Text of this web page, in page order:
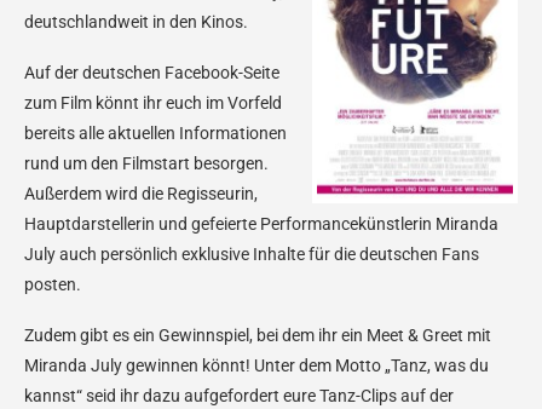
deutschlandweit in den Kinos.
Auf der deutschen Facebook-Seite
zum Film könnt ihr euch im Vorfeld
bereits alle aktuellen Informationen
rund um den Filmstart besorgen.
Außerdem wird die Regisseurin,
Hauptdarstellerin und gefeierte Performancekünstlerin Miranda
July auch persönlich exklusive Inhalte für die deutschen Fans
posten.
Zudem gibt es ein Gewinnspiel, bei dem ihr ein Meet & Greet mit
Miranda July gewinnen könnt! Unter dem Motto „Tanz, was du
kannst“ seid ihr dazu aufgefordert eure Tanz-Clips auf der